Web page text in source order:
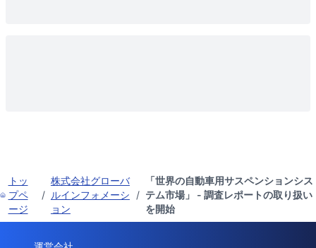
トッ
プペ
ージ
/
株式会社グローバ
ルインフォメーシ
ョン
/
「世界の自動車用サスペンションシス
テム市場」 - 調査レポートの取り扱い
を開始